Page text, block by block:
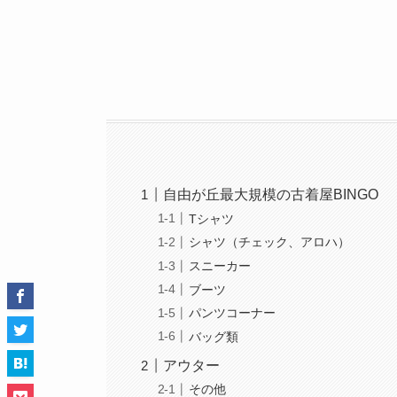
自由が丘最大規模の古着屋BINGO
Tシャツ
シャツ（チェック、アロハ）
スニーカー
ブーツ
パンツコーナー
バッグ類
アウター
その他